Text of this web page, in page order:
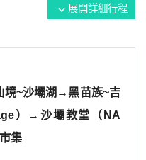
expand_more 展開詳細行程
境~沙壩湖→黑苗族~吉
）→沙壩教堂（NA
集